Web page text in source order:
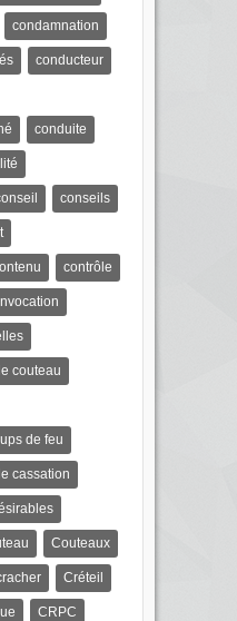
condamnation
conducteur
conduite
conseils
contrôle
couteau
de feu
cassation
Couteaux
Créteil
CRPC